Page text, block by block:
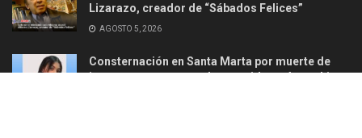
Lizarazo, creador de “Sábados Felices”
AGOSTO 5, 2026
Consternación en Santa Marta por muerte de
joven en ataque armado ocurrido en Aguachica